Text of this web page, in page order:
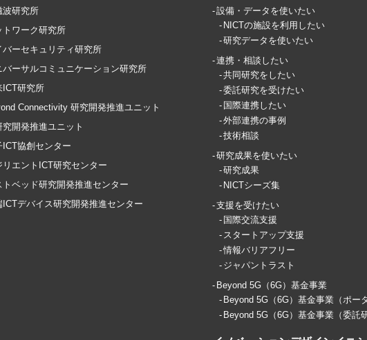
波研究所
トワーク研究所
バーセキュリティ研究所
バーサルコミュニケーション研究所
ICT研究所
Connectivity 研究開発推進ユニット
究開発推進ユニット
ICT協創センター
リエントICT研究センター
トベッド研究開発推進センター
ICTデバイス研究開発推進センター
設備・データを使いたい
NICTの施設を利用したい
研究データを使いたい
連携・相談したい
共同研究をしたい
委託研究を受けたい
国際連携したい
外部連携の事例
技術相談
研究成果を使いたい
研究成果
NICTシーズ集
支援を受けたい
国際交流支援
スタートアップ支援
情報バリアフリー
ジャパントラスト
Beyond 5G（6G）基金事業
Beyond 5G（6G）基金事業（ポー
Beyond 5G（6G）基金事業（委託